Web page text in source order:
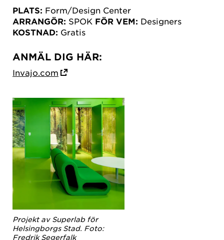
PLATS: Form/Design Center
ARRANGÖR: SPOK FÖR VEM: Designers
KOSTNAD: Gratis
ANMÄL DIG HÄR:
Invajo.com
Projekt av Superlab för
Helsingborgs Stad. Foto:
Fredrik Segerfalk